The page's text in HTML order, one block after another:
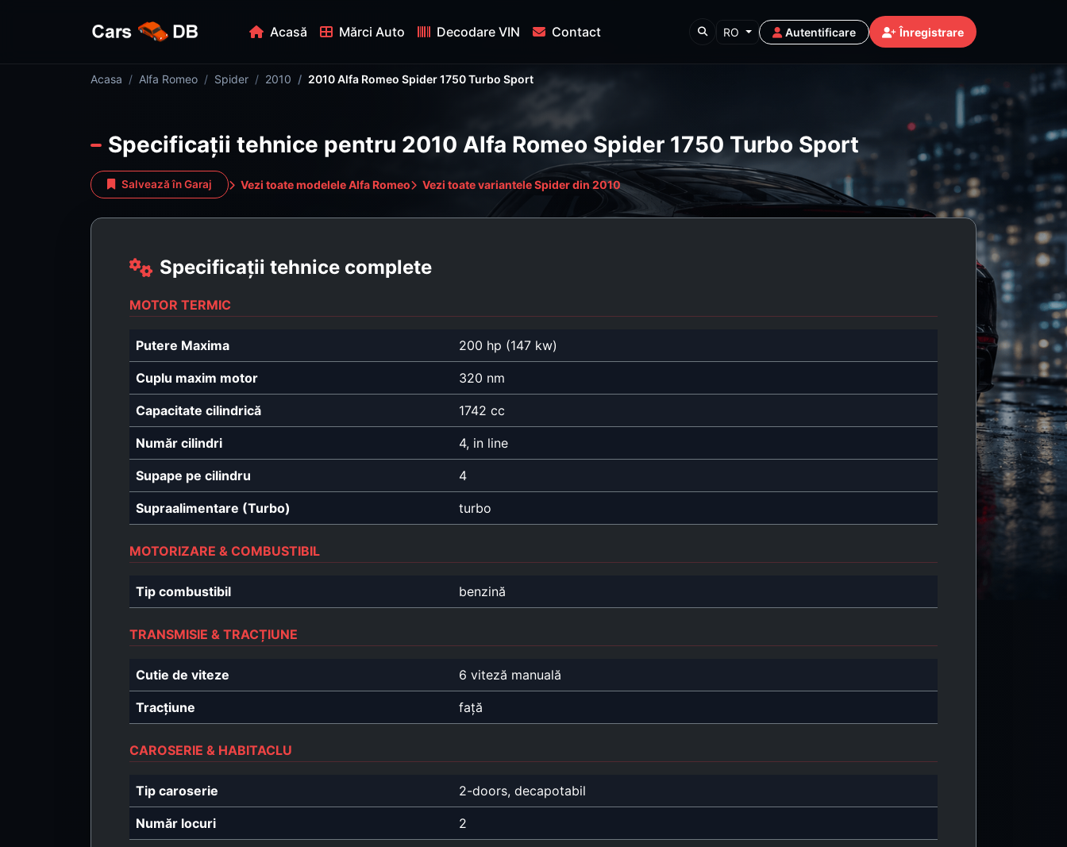
Acasă Mărci Auto Decodare VIN Contact RO Autentificare Înregistrare
Acasa Alfa Romeo Spider 2010 2010 Alfa Romeo Spider 1750 Turbo Sport
Specificații tehnice pentru 2010 Alfa Romeo Spider 1750 Turbo Sport
Salvează în Garaj Vezi toate modelele Alfa Romeo Vezi toate variantele Spider din 2010
Specificații tehnice complete
MOTOR TERMIC
Putere Maxima 200 hp (147 kw)
Cuplu maxim motor 320 nm
Capacitate cilindrică 1742 cc
Număr cilindri 4, in line
Supape pe cilindru 4
Supraalimentare (Turbo) turbo
MOTORIZARE & COMBUSTIBIL
Tip combustibil benzină
TRANSMISIE & TRACȚIUNE
Cutie de viteze 6 viteză manuală
Tracțiune față
CAROSERIE & HABITACLU
Tip caroserie 2-doors, decapotabil
Număr locuri 2